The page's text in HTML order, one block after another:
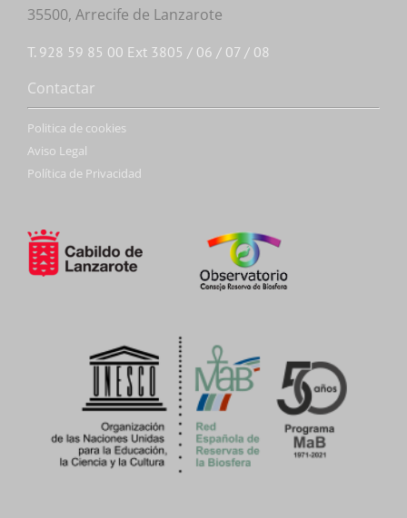
35500, Arrecife de Lanzarote
T. 928 59 85 00 Ext 3805 / 06 / 07 / 08
Contactar
Politica de cookies
Aviso Legal
Política de Privacidad